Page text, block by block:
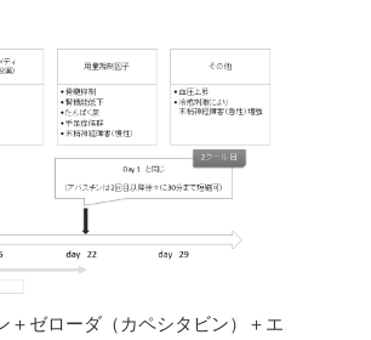
＋ゼローダ（カペシタビン）＋エ